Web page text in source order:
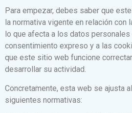
Para empezar, debes saber que
la normativa vigente en relación con
lo que afecta a los datos
consentimiento expreso y a las
que este sitio web funcione
desarrollar su actividad.
Concretamente, esta web se ajusta
siguientes normativas: